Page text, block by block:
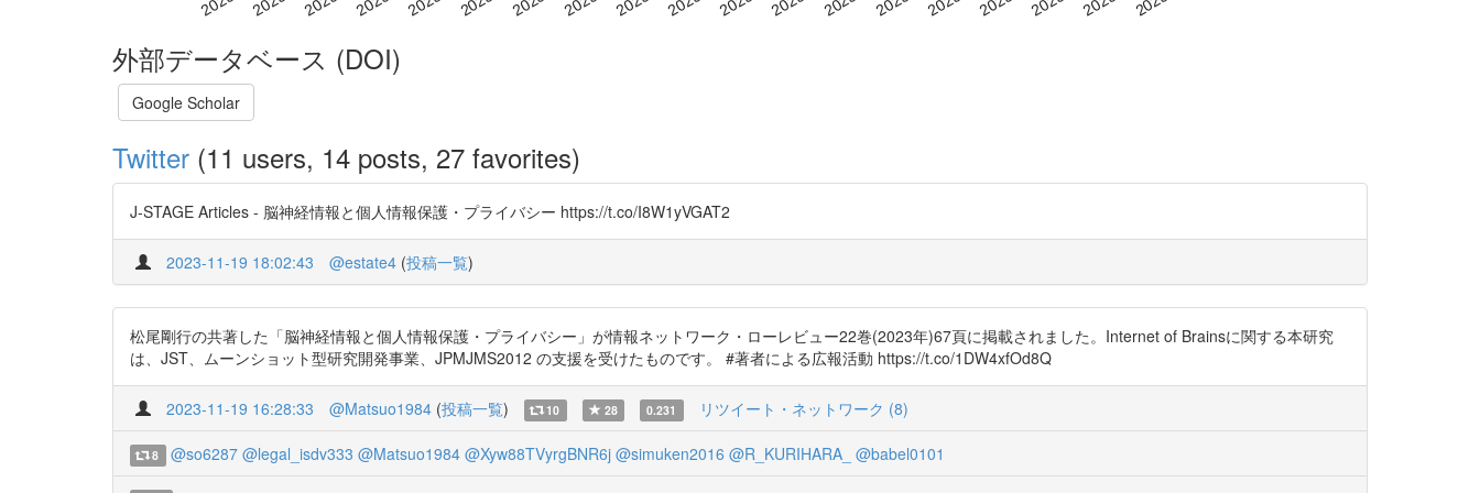
外部データベース (DOI)
Google Scholar
Twitter (11 users, 14 posts, 27 favorites)
J-STAGE Articles - 脳神経情報と個人情報保護・プライバシー https://t.co/I8W1yVGAT2
2023-11-19 18:02:43 @estate4 (投稿一覧)
松尾剛行の共著した「脳神経情報と個人情報保護・プライバシー」が情報ネットワーク・ローレビュー22巻(2023年)67頁に掲載されました。Internet of Brainsに関する本研究
は、JST、ムーンショット型研究開発事業、JPMJMS2012 の支援を受けたものです。 #著者による広報活動 https://t.co/1DW4xfOd8Q
2023-11-19 16:28:33 @Matsuo1984 (投稿一覧) 10 28 0.231 リツイート・ネットワーク (8)
8 @so6287 @legal_isdv333 @Matsuo1984 @Xyw88TVyrgBNR6j @simuken2016 @R_KURIHARA_ @babel0101